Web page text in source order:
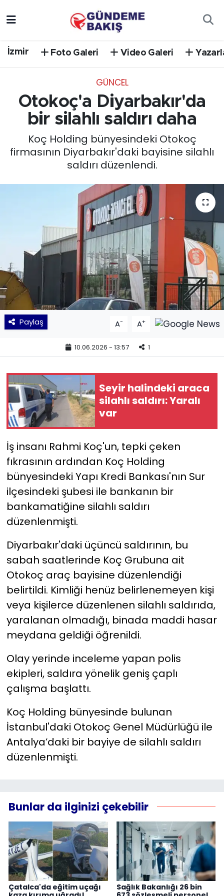
İzmir Foto Galeri Video Galeri
GÜNCEL
Otokoç'a Diyarbakır'da
bir silahlı saldırı daha
Koç Holding bünyesindeki Otokoç
firmasının Diyarbakır'daki bayisine silahlı
saldırı düzenlendi.
Paylaş A- A+
10.06.2026 - 13:57 1
Seyir halindeki araca
silahlı saldırı: Yaralı
var
İş insanı Rahmi Koç'un, tepki çeken
fıkrasının ardından Koç Holding
bünyesindeki Yapı Kredi Bankası'nın Sur
ilçesindeki şubesi ile bankanın bir
bankamatiğine silahlı saldırı
düzenlenmişti.
Diyarbakır'daki üçüncü saldırının, bu
sabah saatlerinde Koç Grubuna ait
Otokoç araç bayisine düzenlendiği
belirtildi. Kimliği henüz belirlenemeyen kişi
veya kişilerce düzenlenen silahlı saldırıda,
yaralanan olmadığı, binada maddi hasar
meydana geldiği öğrenildi.
Olay yerinde inceleme yapan polis
ekipleri, saldıra yönelik geniş çaplı
çalışma başlattı.
Koç Holding bünyesinde bulunan
İstanbul'daki Otokoç Genel Müdürlüğü ile
Antalya’daki bir bayiye de silahlı saldırı
düzenlenmişti.
Bunlar da ilginizi çekebilir
Çatalca'da eğitim uçağı
Sağlık Bakanlığı 26 bin
EGE
EĞİTİM
EKONOMİ
English News
KÜLTÜR SANAT
MAGAZİN
POLİTİKA
SAĞLIK
TEKNOLOJİ
Yaşam
YEREL POLİTİKA
YEREL YÖNETİMLER
Yurt
Süper Lig Puan Durumu ve Fikstür
Tüm Manşetler
Son Dakika Haberleri
Haber Arşivi